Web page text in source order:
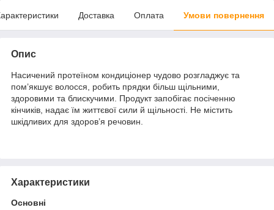
Доставка Оплата Умови повернення
Опис
Насичений протеїном кондиціонер чудово розгладжує та
пом’якшує волосся, робить прядки більш щільними,
здоровими та блискучими. Продукт запобігає посіченню
кінчиків, надає їм життєвої сили й щільності. Не містить
шкідливих для здоров’я речовин.
Характеристики
Основні